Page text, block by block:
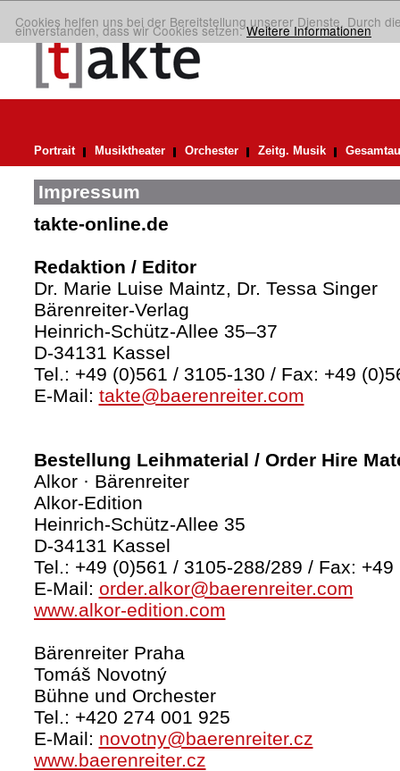
Cookies helfen uns bei der Bereitstellung unserer Dienste. Durch
einverstanden, dass wir Cookies setzen.Weitere Informationen
Portrait Musiktheater Orchester Zeitg. Musik
Impressum
takte-online.de
Redaktion / Editor
Dr. Marie Luise Maintz, Dr. Tessa Singer
Bärenreiter-Verlag
Heinrich-Schütz-Allee 35–37
D-34131 Kassel
Tel.: +49 (0)561 / 3105-130 / Fax: +49
E-Mail: takte@baerenreiter.com
Bestellung Leihmaterial / Order Hire
Alkor · Bärenreiter
Alkor-Edition
Heinrich-Schütz-Allee 35
D-34131 Kassel
Tel.: +49 (0)561 / 3105-288/289 / Fax:
E-Mail: order.alkor@baerenreiter.com
www.alkor-edition.com
Bärenreiter Praha
Tomáš Novotný
Bühne und Orchester
Tel.: +420 274 001 925
E-Mail: novotny@baerenreiter.cz
www.baerenreiter.cz